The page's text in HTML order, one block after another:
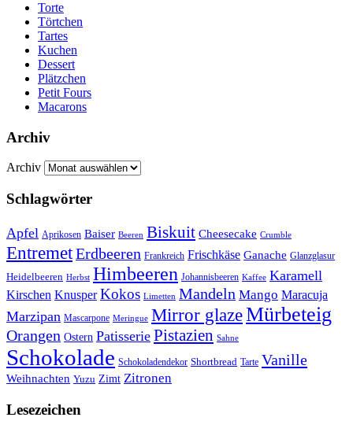
Torte
Törtchen
Tartes
Kuchen
Dessert
Plätzchen
Petit Fours
Macarons
Archiv
Archiv
Schlagwörter
Apfel Aprikosen Baiser Beeren Biskuit Cheesecake Crumble
EntremetErdbeeren Frankreich Frischkäse Ganache Glanzglasur
Heidelbeeren Herbst Himbeeren Johannisbeeren Kaffee Karamell
Kirschen Knusper Kokos Limetten Mandeln Mango Maracuja
Marzipan Mascarpone Meringue Mirror glazeMürbeteig
Orangen Ostern Patisserie Pistazien Sahne
Schokolade Schokoladendekor Shortbread Tarte Vanille
Weihnachten Yuzu Zimt Zitronen
Lesezeichen